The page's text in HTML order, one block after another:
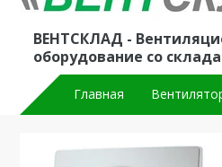
ВЕНТСКЛАД -
оборудование со склада
Главная